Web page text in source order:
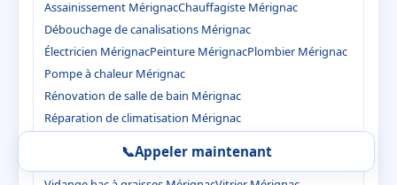
Assainissement MérignacChauffagiste Mérignac
Débouchage de canalisations Mérignac
Électricien MérignacPeinture MérignacPlombier Mérignac
Pompe à chaleur Mérignac
Rénovation de salle de bain Mérignac
Réparation de climatisation Mérignac
Réparation de volets roulants Mérignac
📞Appeler maintenant